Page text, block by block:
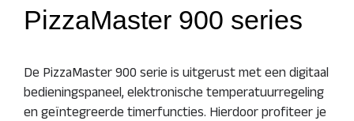
PizzaMaster 900 series
De PizzaMaster 900 serie is uitgerust met een digitaal
bedieningspaneel, elektronische temperatuurregeling
en geïntegreerde timerfuncties. Hierdoor profiteer je